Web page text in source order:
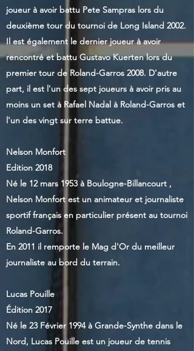
joueur à avoir battu Pete Sampras lors du
deuxième tour du tournoi de Long Island 2002.
Il est également le dernier joueur à avoir
rencontré et battu Gustavo Kuerten lors du
premier tour de Roland-Garros 2008. D'autre
part, il est l'un des sept joueurs à avoir pris au
moins un set à Rafael Nadal à Roland-Garros et
l'un des vingt sur terre battue.
Nelson Monfort
Edition 2018
Né le 12 mars 1953 à Boulogne-Billancourt ,
Nelson Monfort est un animateur et journaliste
sportif français en particulier présent au tournoi
Roland-Garros.
En 2011 il remporte le Mag d'Or du meilleur
journaliste au bord du terrain.
Lucas Pouille
Édition 2017
Né le 23 Février 1994 à Grande-Synthe dans le
Nord, Lucas Pouille est un joueur de tennis